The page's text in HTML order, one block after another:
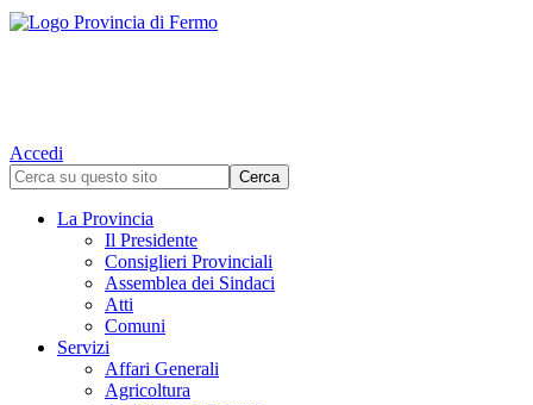
Accedi
La Provincia
Il Presidente
Consiglieri Provinciali
Assemblea dei Sindaci
Atti
Comuni
Servizi
Affari Generali
Agricoltura